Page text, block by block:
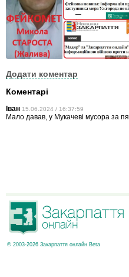
Додати коментар
Коментарі
Іван 15.06.2024 / 16:37:59
Мало давав, у Мукачеві мусора за
© 2003-2026 Закарпаття онлайн Beta